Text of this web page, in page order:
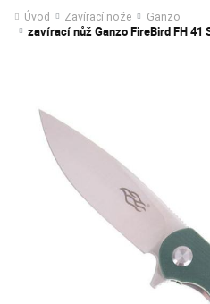
Úvod Zavírací nože Ganzo
zavírací nůž Ganzo FireBird FH 41